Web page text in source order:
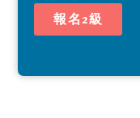
報名2級